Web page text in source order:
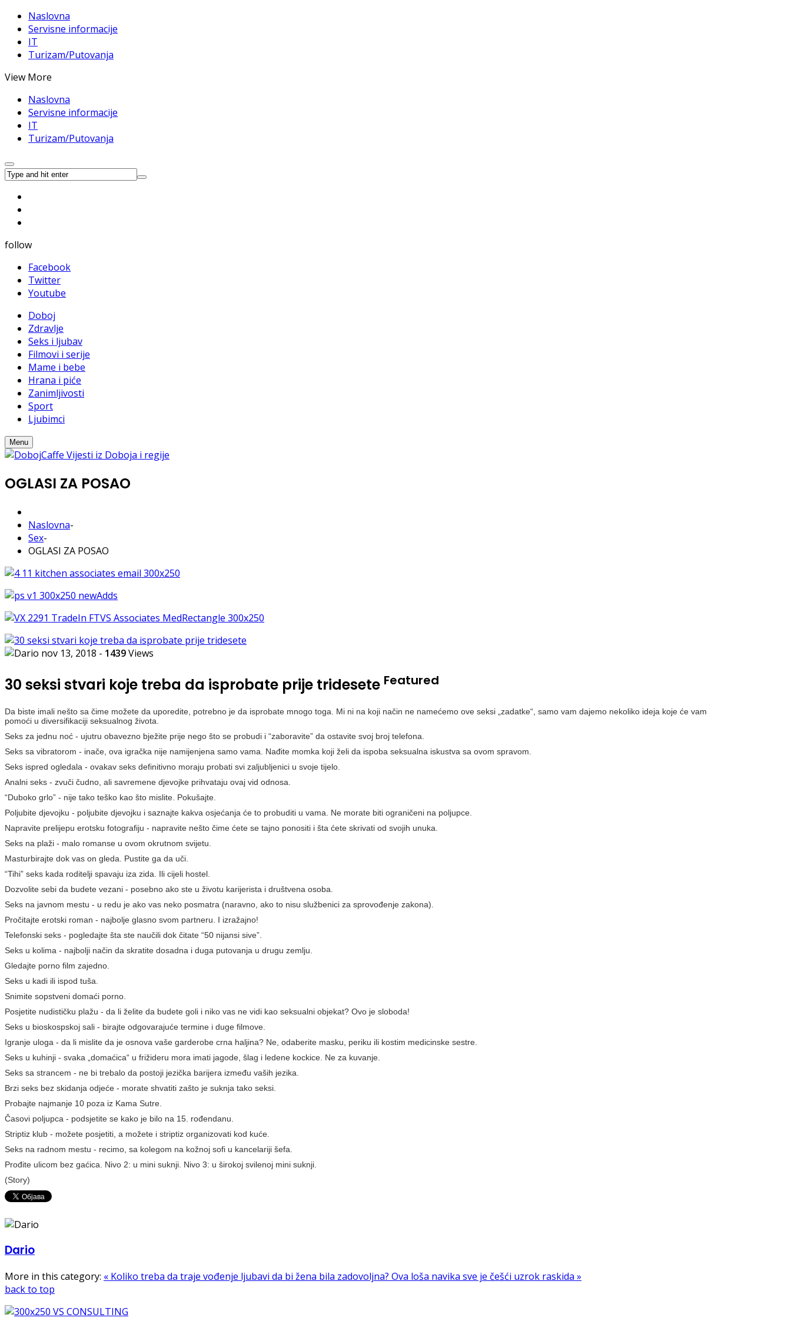
Naslovna
Servisne informacije
IT
Turizam/Putovanja
View More
Naslovna
Servisne informacije
IT
Turizam/Putovanja
follow
Facebook
Twitter
Youtube
Doboj
Zdravlje
Seks i ljubav
Filmovi i serije
Mame i bebe
Hrana i piće
Zanimljivosti
Sport
Ljubimci
Menu
OGLASI ZA POSAO
Naslovna-
Sex-
OGLASI ZA POSAO
nov 13, 2018 - 1439Views
30 seksi stvari koje treba da isprobate prije tridesete Featured
Da biste imali nešto sa čime možete da uporedite, potrebno je da isprobate mnogo toga. Mi ni na koji način ne namećemo ove seksi „zadatke“, samo vam dajemo nekoliko ideja koje će vam
pomoći u diversifikaciji seksualnog života.
Seks za jednu noć - ujutru obavezno bježite prije nego što se probudi i “zaboravite” da ostavite svoj broj telefona.
Seks sa vibratorom - inače, ova igračka nije namijenjena samo vama. Nađite momka koji želi da ispoba seksualna iskustva sa ovom spravom.
Seks ispred ogledala - ovakav seks definitivno moraju probati svi zaljubljenici u svoje tijelo.
Analni seks - zvuči čudno, ali savremene djevojke prihvataju ovaj vid odnosa.
“Duboko grlo” - nije tako teško kao što mislite. Pokušajte.
Poljubite djevojku - poljubite djevojku i saznajte kakva osjećanja će to probuditi u vama. Ne morate biti ograničeni na poljupce.
Napravite prelijepu erotsku fotografiju - napravite nešto čime ćete se tajno ponositi i šta ćete skrivati od svojih unuka.
Seks na plaži - malo romanse u ovom okrutnom svijetu.
Masturbirajte dok vas on gleda. Pustite ga da uči.
“Tihi” seks kada roditelji spavaju iza zida. Ili cijeli hostel.
Dozvolite sebi da budete vezani - posebno ako ste u životu karijerista i društvena osoba.
Seks na javnom mestu - u redu je ako vas neko posmatra (naravno, ako to nisu službenici za sprovođenje zakona).
Pročitajte erotski roman - najbolje glasno svom partneru. I izražajno!
Telefonski seks - pogledajte šta ste naučili dok čitate “50 nijansi sive”.
Seks u kolima - najbolji način da skratite dosadna i duga putovanja u drugu zemlju.
Gledajte porno film zajedno.
Seks u kadi ili ispod tuša.
Snimite sopstveni domaći porno.
Posjetite nudističku plažu - da li želite da budete goli i niko vas ne vidi kao seksualni objekat? Ovo je sloboda!
Seks u bioskospskoj sali - birajte odgovarajuće termine i duge filmove.
Igranje uloga - da li mislite da je osnova vaše garderobe crna haljina? Ne, odaberite masku, periku ili kostim medicinske sestre.
Seks u kuhinji - svaka „domaćica“ u frižideru mora imati jagode, šlag i ledene kockice. Ne za kuvanje.
Seks sa strancem - ne bi trebalo da postoji jezička barijera između vaših jezika.
Brzi seks bez skidanja odjeće - morate shvatiti zašto je suknja tako seksi.
Probajte najmanje 10 poza iz Kama Sutre.
Časovi poljupca - podsjetite se kako je bilo na 15. rođendanu.
Striptiz klub - možete posjetiti, a možete i striptiz organizovati kod kuće.
Seks na radnom mestu - recimo, sa kolegom na kožnoj sofi u kancelariji šefa.
Prođite ulicom bez gaćica. Nivo 2: u mini suknji. Nivo 3: u širokoj svilenoj mini suknji.
(Story)
Dario
More in this category: « Koliko treba da traje vođenje ljubavi da bi žena bila zadovoljna? Ova loša navika sve je češći uzrok raskida »
back to top